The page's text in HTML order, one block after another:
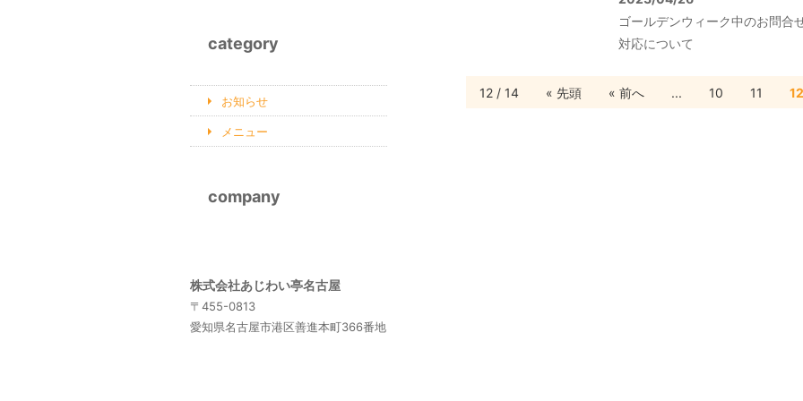
ゴールデンウィーク中のお問合
対応について
12 / 14 « 先頭 « 前へ ... 10 11 12
category
お知らせ
メニュー
company
株式会社あじわい亭名古屋
〒455-0813
愛知県名古屋市港区善進本町366番地